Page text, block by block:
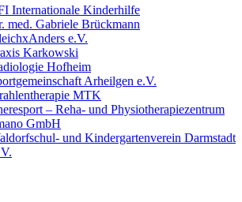
Internationale Kinderhilfe
med. Gabriele Brückmann
e.V.
Karkowski
Hofheim
Arheilgen e.V.
MTK
– Reha- und Physiotherapiezentrum
GmbH
und Kindergartenverein Darmstadt